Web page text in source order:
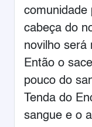
comunidade
cabeça do
novilho será
Então o
pouco do
Tenda do
sangue e o